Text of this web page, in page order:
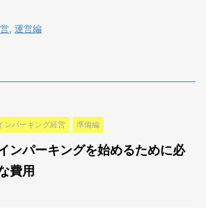
, 運営編
ンパーキング経営 準備編
ンパーキングを始めるために必
費用